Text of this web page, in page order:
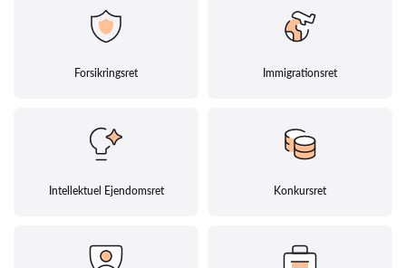
Forsikringsret Immigrationsret
Intellektuel Ejendomsret Konkursret